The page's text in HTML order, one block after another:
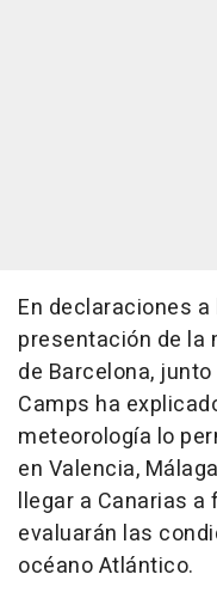
En declaraciones
presentación de la
de Barcelona,
Camps ha
meteorología lo
en Valencia,
llegar a Canarias
evaluarán las
océano Atlántico.